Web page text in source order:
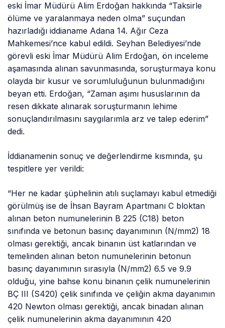
eski İmar Müdürü Alim Erdoğan hakkında “Taksirle
ölüme ve yaralanmaya neden olma” suçundan
hazırladığı iddianame Adana 14. Ağır Ceza
Mahkemesi’nce kabul edildi. Seyhan Belediyesi’nde
görevli eski İmar Müdürü Alim Erdoğan, ön inceleme
aşamasında alınan savunmasında, soruşturmaya konu
olayda bir kusur ve sorumluluğunun bulunmadığını
beyan etti. Erdoğan, “Zaman aşımı hususlarının da
resen dikkate alınarak soruşturmanın lehime
sonuçlandırılmasını saygılarımla arz ve talep ederim”
dedi.
İddianamenin sonuç ve değerlendirme kısmında, şu
tespitlere yer verildi:
“Her ne kadar şüphelinin atılı suçlamayı kabul etmediği
görülmüş ise de İhsan Bayram Apartmanı C bloktan
alınan beton numunelerinin B 225 (C18) beton
sınıfında ve betonun basınç dayanımının (N/mm2) 18
olması gerektiği, ancak binanın üst katlarından ve
temelinden alınan beton numunelerinin betonun
basınç dayanımının sırasıyla (N/mm2) 6.5 ve 9.9
olduğu, yine bahse konu binanın çelik numunelerinin
BÇ III (S420) çelik sınıfında ve çeliğin akma dayanımın
420 Newton olması gerektiği, ancak binadan alınan
çelik numunelerinin akma dayanımının 420